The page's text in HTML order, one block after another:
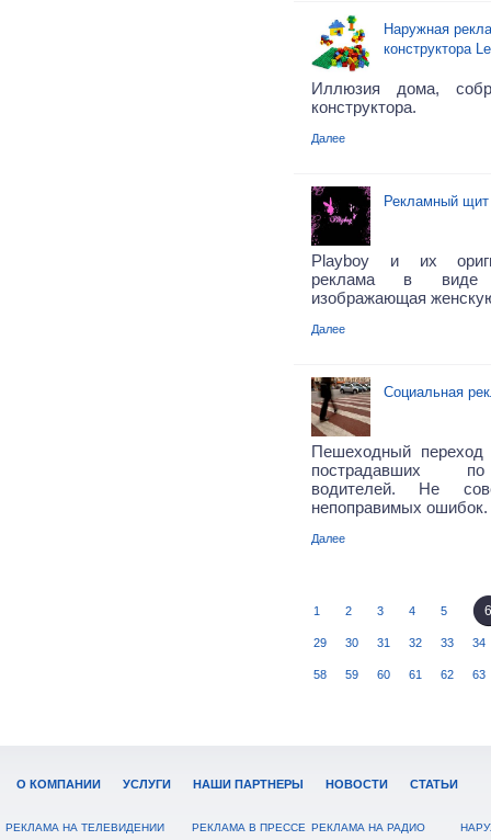
Наружная
конструктора
Иллюзия дома,
конструктора.
Далее
Рекламный
Playboy и их
реклама в виде
изображающая
Далее
Социальная
Пешеходный
пострадавших по
водителей. Не
непоправимых ошибок.
Далее
1 2 3 4 5 6
29 30 31 32 33 34
58 59 60 61 62 63
О КОМПАНИИ УСЛУГИ НАШИ ПАРТНЕРЫ НОВОСТИ СТАТЬИ
РЕКЛАМА НА ТЕЛЕВИДЕНИИ РЕКЛАМА В ПРЕССЕ РЕКЛАМА НА РАДИО